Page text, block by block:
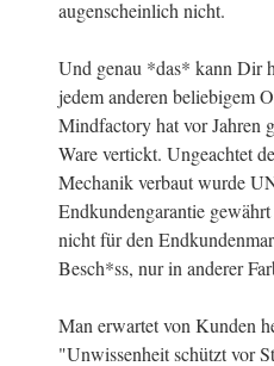
augenscheinlich nicht.
Und genau *das* kann Dir
jedem anderen beliebigem
Mindfactory hat vor Jahren
Ware vertickt. Ungeachtet
Mechanik verbaut wurde
Endkundengarantie
nicht für den
Besch*ss, nur in anderer
Man erwartet von Kunden
"Unwissenheit schützt vor